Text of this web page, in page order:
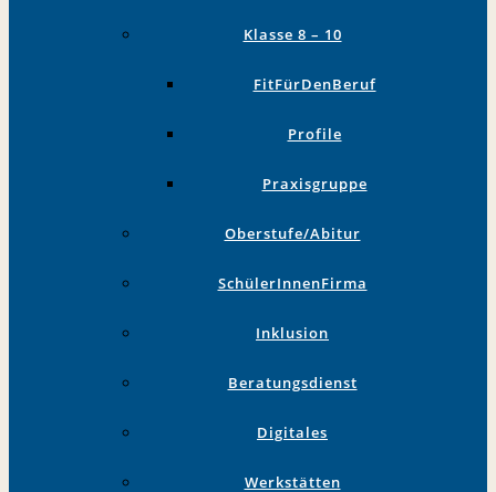
Klasse 8 – 10
FitFürDenBeruf
Profile
Praxisgruppe
Oberstufe/Abitur
SchülerInnenFirma
Inklusion
Beratungsdienst
Digitales
Werkstätten